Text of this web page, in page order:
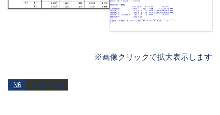
※画像クリックで拡大表示します
N6 Main Menu